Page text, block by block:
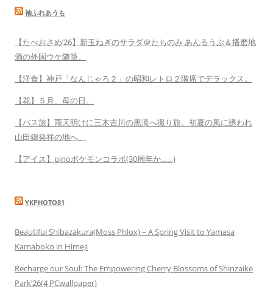
袖ふれあうも
【たべおさめ’26】新玉ねぎのサラダ＠たちのみ あんるうぷ＆播磨地
酒の外国ウケ随筆。
【洋食】神戸「なんじゃろ２」の昭和レトロ２階席でデラックス。
【花】５月、母の日。
【バス旅】雨天明けに三木吉川の黒滝へ撮り旅。初夏の風に誘われ
山田錦発祥の地へ。
【アイス】pinoポケモンコラボ(30周年か……)
YKPHOTO81
Beautiful Shibazakura(Moss Phlox) – A Spring Visit to Yamasa
Kamaboko in Himeji
Recharge our Soul: The Empowering Cherry Blossoms of Shinzaike
Park’26(4 PCwallpaper)